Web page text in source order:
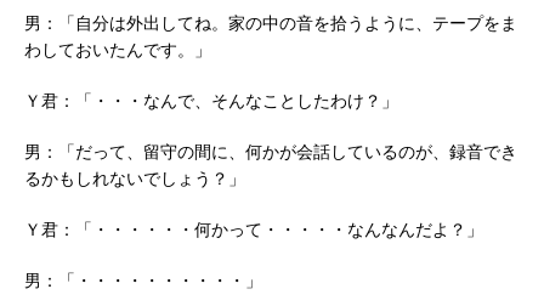
男：「自分は外出してね。家の中の音を拾うように、テープをま
わしておいたんです。」
Ｙ君：「・・・なんで、そんなことしたわけ？」
男：「だって、留守の間に、何かが会話しているのが、録音でき
るかもしれないでしょう？」
Ｙ君：「・・・・・・何かって・・・・・なんなんだよ？」
男：「・・・・・・・・・・」